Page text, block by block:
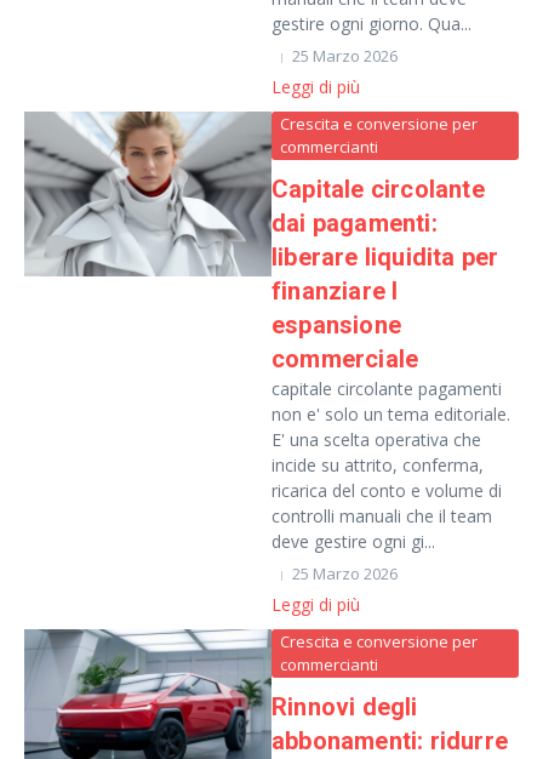
gestire ogni giorno. Qua...
25 Marzo 2026
Leggi di più
Crescita e conversione per
commercianti
Capitale circolante
dai pagamenti:
liberare liquidita per
finanziare l
espansione
commerciale
capitale circolante pagamenti
non e' solo un tema editoriale.
E' una scelta operativa che
incide su attrito, conferma,
ricarica del conto e volume di
controlli manuali che il team
deve gestire ogni gi...
25 Marzo 2026
Leggi di più
Crescita e conversione per
commercianti
Rinnovi degli
abbonamenti: ridurre